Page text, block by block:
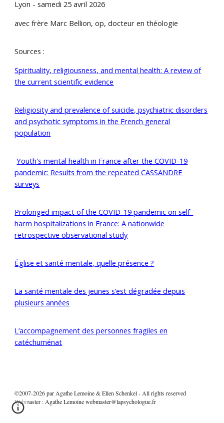
Lyon - samedi 25 avril 2026
avec frère Marc Bellion, op, docteur en théologie
Sources :
Spirituality, religiousness, and mental health: A review of
the current scientific evidence
Religiosity and prevalence of suicide, psychiatric disorders
and psychotic symptoms in the French general
population
Youth's mental health in France after the COVID-19
pandemic: Results from the repeated CASSANDRE
surveys
Prolonged impact of the COVID-19 pandemic on self-
harm hospitalizations in France: A nationwide
retrospective observational study
Église et santé mentale, quelle présence ?
La santé mentale des jeunes s’est dégradée depuis
plusieurs années
L’accompagnement des personnes fragiles en
catéchuménat
©2007-2026 par Agathe Lemoine & Ellen Schenkel - All rights reserved
Webmaster : Agathe Lemoinewebmaster@lapsychologue.fr